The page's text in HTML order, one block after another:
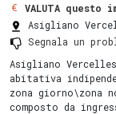
VALUTA questo
Asigliano
Segnala un
Asigliano
abitativa
zona
composto da